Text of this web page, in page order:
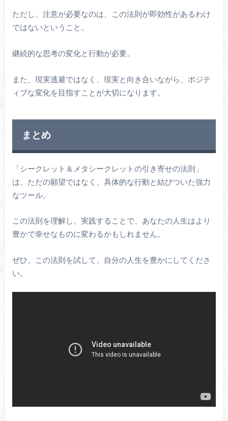
ただし、注意が必要なのは、この法則が即効性があるわけ
ではないということ。
継続的な思考の変化と行動が必要。
また、現実逃避ではなく、現実と向き合いながら、ポジテ
ィブな変化を目指すことが大切になります。
まとめ
「シークレット＆メタシークレットの引き寄せの法則」
は、ただの願望ではなく、具体的な行動と結びついた強力
なツール。
この法則を理解し、実践することで、あなたの人生はより
豊かで幸せなものに変わるかもしれません。
ぜひ、この法則を試して、自分の人生を豊かにしてくださ
い。